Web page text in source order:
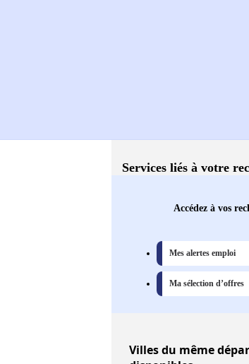
Services liés à votre
Accédez à vos
Mes alertes emploi
Ma sélection d’offres
Villesdu même